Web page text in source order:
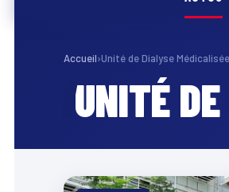
Accueil›Unité de Dialyse Médicalisée
UNITÉ